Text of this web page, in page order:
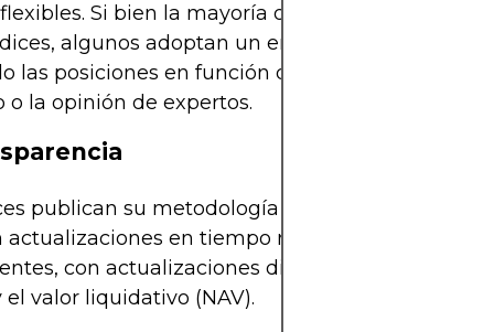
Si bien la mayoría de los ETFs reflejan
algunos adoptan un enfoque temático o
las posiciones en función de las condiciones del
o la opinión de expertos.
publican su metodología de posiciones, pero
en tiempo real. Los ETF suelen
con actualizaciones diarias sobre las
el valor liquidativo (NAV).